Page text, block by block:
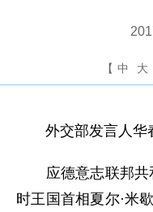
【 中 大
外交部发言人华
应德意志联邦共
时王国首相夏尔·米